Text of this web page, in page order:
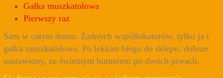
Gałka muszkatołowa
Pierwszy raz
Sam w całym domu. Żadnych współlokatorów, tylko ja i
gałka muszkatołowa. Po lekkim biegu do sklepu, dobrze
nastawiony, ze świetnym humorem po dwóch piwach.